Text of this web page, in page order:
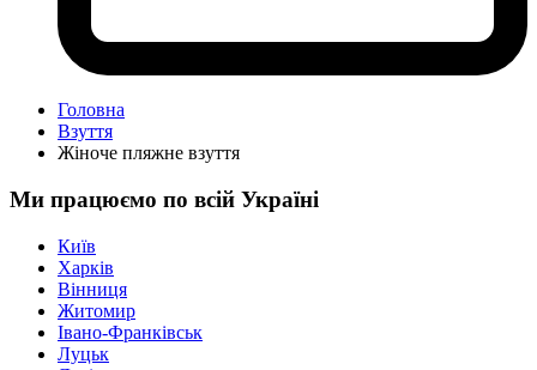
Головна
Взуття
Жіноче пляжне взуття
Ми працюємо по всій Україні
Київ
Харків
Вінниця
Житомир
Івано-Франківськ
Луцьк